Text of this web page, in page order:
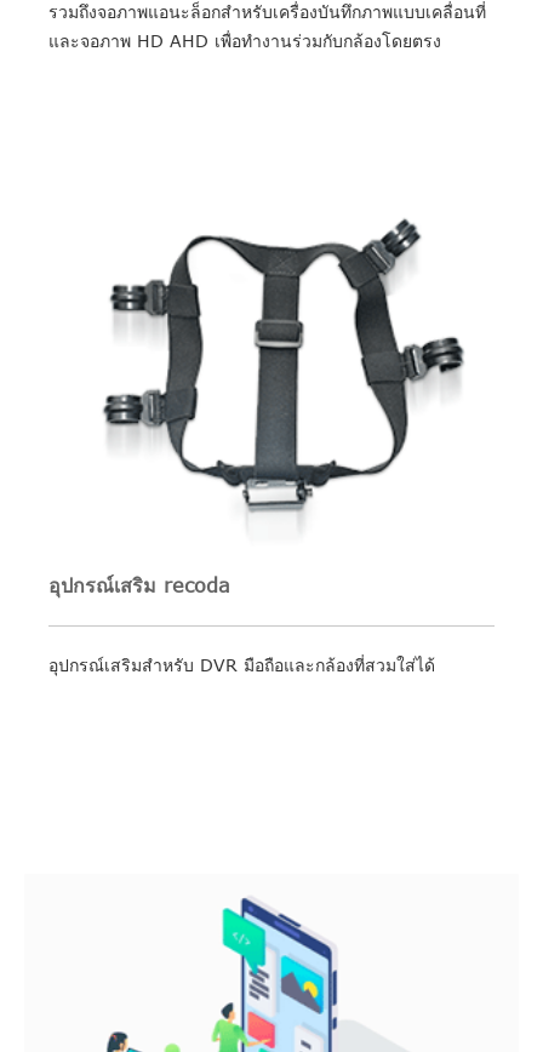
รวมถึงจอภาพแอนะล็อกสำหรับเครื่องบันทึกภาพแบบเคลื่อนที่
และจอภาพ HD AHD เพื่อทำงานร่วมกับกล้องโดยตรง
อุปกรณ์เสริม recoda
อุปกรณ์เสริมสำหรับ DVR มือถือและกล้องที่สวมใส่ได้